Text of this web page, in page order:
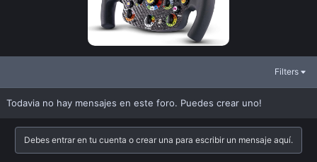
Filters
Todavia no hay mensajes en este foro. Puedes crear uno!
Debes entrar en tu cuenta o crear una para escribir un mensaje aquí.